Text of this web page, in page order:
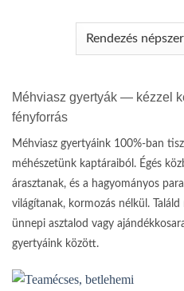
Méhviasz gyertyák — kézzel
fényforrás
Méhviasz gyertyáink 100%-ban
méhészetünk kaptáraiból. Égés
árasztanak, és a hagyományos
világítanak, kormozás nélkül.
ünnepi asztalod vagy
gyertyáink között.